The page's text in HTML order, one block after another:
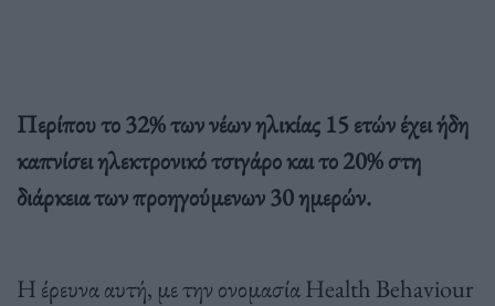
Περίπου το 32% των νέων ηλικίας 15 ετών έχει ήδη
καπνίσει ηλεκτρονικό τσιγάρο και το 20% στη
διάρκεια των προηγούμενων 30 ημερών.
Η έρευνα αυτή, με την ονομασία Health Behaviour